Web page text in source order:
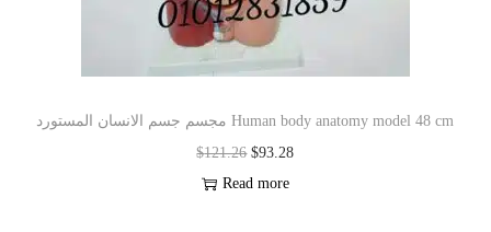
مجسم جسم الانسان المستورد Human body anatomy model 48 cm
$121.26 $93.28
Read more